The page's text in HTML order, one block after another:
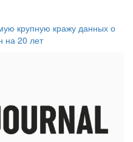
крупную кражу данных о
на 20 лет